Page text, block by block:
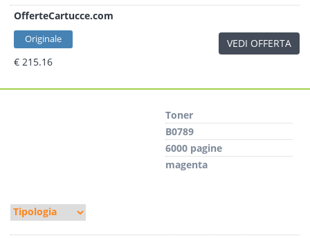
OfferteCartucce.com
Originale
€ 215.16
VEDI OFFERTA
Toner
B0789
6000 pagine
magenta